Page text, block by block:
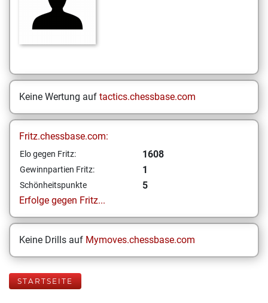
Keine Wertung auf tactics.chessbase.com
Fritz.chessbase.com:
Elo gegen Fritz: 1608
Gewinnpartien Fritz: 1
Schönheitspunkte
5
Erfolge gegen Fritz...
Keine Drills auf Mymoves.chessbase.com
STARTSEITE